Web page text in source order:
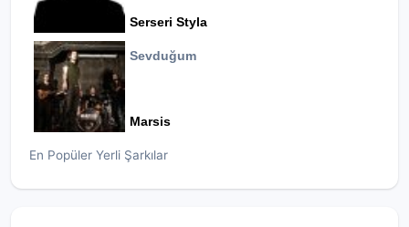
Serseri Styla
Sevduğum
Marsis
En Popüler Yerli Şarkılar